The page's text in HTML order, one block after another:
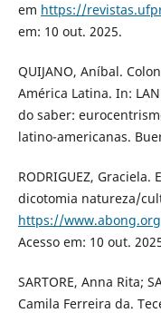
em https://
em: 10 out. 2025.
QUIJANO, Aníbal.
América Latina. In:
do saber:
latino-americanas.
RODRIGUEZ,
dicotomia natureza/
https://
Acesso em: 10 out.
SARTORE, Anna Rita;
Camila Ferreira da.